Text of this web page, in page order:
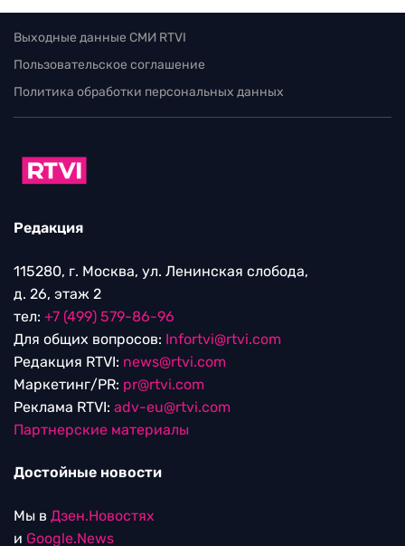
Выходные данные СМИ RTVI
Пользовательское соглашение
Политика обработки персональных данных
Редакция
115280, г. Москва, ул. Ленинская слобода,
д. 26, этаж 2
тел: +7 (499) 579-86-96
Для общих вопросов: Infortvi@rtvi.com
Редакция RTVI: news@rtvi.com
Маркетинг/PR: pr@rtvi.com
Реклама RTVI: adv-eu@rtvi.com
Партнерские материалы
Достойные новости
Мы в Дзен.Новостях
и Google.News